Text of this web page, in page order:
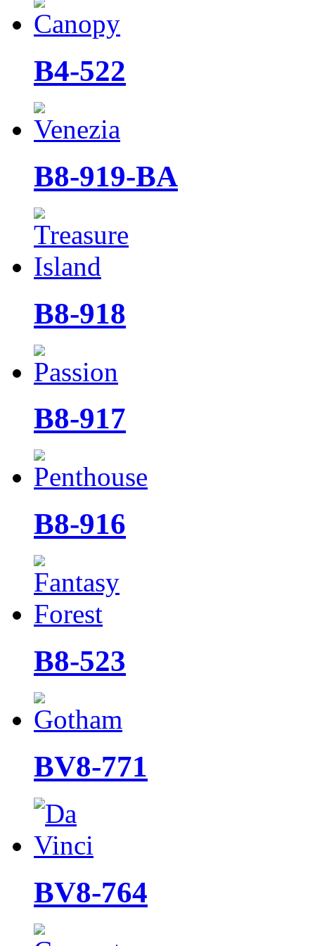
B4-522
B8-919-BA
B8-918
B8-917
B8-916
B8-523
BV8-771
BV8-764